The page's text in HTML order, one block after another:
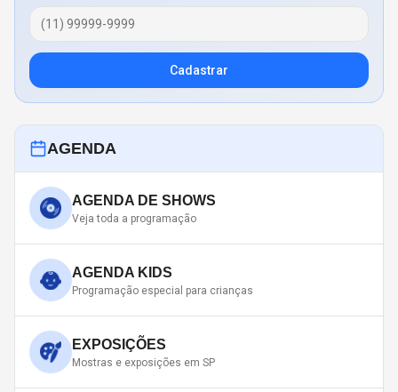
Cadastrar
AGENDA
AGENDA DE SHOWS
Veja toda a programação
AGENDA KIDS
Programação especial para crianças
EXPOSIÇÕES
Mostras e exposições em SP